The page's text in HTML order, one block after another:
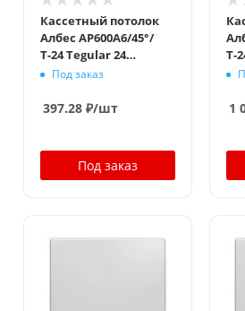
Кассетный потолок
Албес AP600A6/45°/
Т-24 Tegular 24
черный Эконом
Под заказ
397.28 ₽/шт
Под заказ
Т-
1